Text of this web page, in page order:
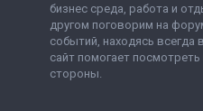
бизнес среда, работа и
другом поговорим на
событий, находясь всегда
сайт помогает
стороны.